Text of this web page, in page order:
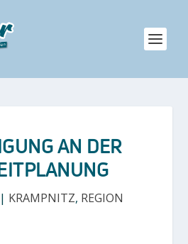
AN DER
| KRAMPNITZ, REGION